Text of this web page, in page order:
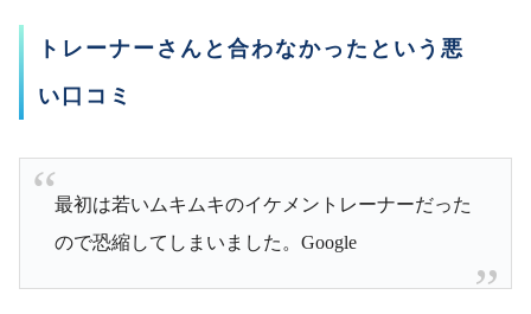
トレーナーさんと合わなかったという悪
い口コミ
最初は若いムキムキのイケメントレーナーだった
ので恐縮してしまいました。Google